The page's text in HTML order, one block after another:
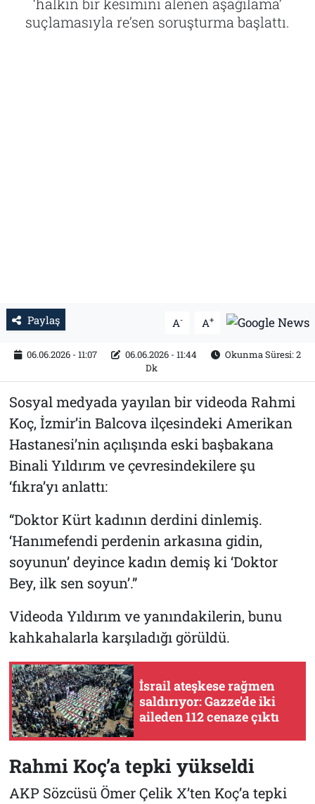
‘halkın bir kesimini alenen aşağılama’
suçlamasıyla re’sen soruşturma başlattı.
Paylaş A- A+
06.06.2026 - 11:07 06.06.2026 - 11:44
Okunma Süresi: 2
Dk
Sosyal medyada yayılan bir videoda Rahmi
Koç, İzmir’in Balcova ilçesindeki Amerikan
Hastanesi’nin açılışında eski başbakana
Binali Yıldırım ve çevresindekilere şu
‘fıkra’yı anlattı:
“Doktor Kürt kadının derdini dinlemiş.
‘Hanımefendi perdenin arkasına gidin,
soyunun’ deyince kadın demiş ki ‘Doktor
Bey, ilk sen soyun’.”
Videoda Yıldırım ve yanındakilerin, bunu
kahkahalarla karşıladığı görüldü.
İsrail ateşkese rağmen
saldırıyor: Gazze'de iki
aileden 112 cenaze çıktı
Rahmi Koç’a tepki yükseldi
AKP Sözcüsü Ömer Çelik X’ten Koç’a tepki
Tarih
İletişim